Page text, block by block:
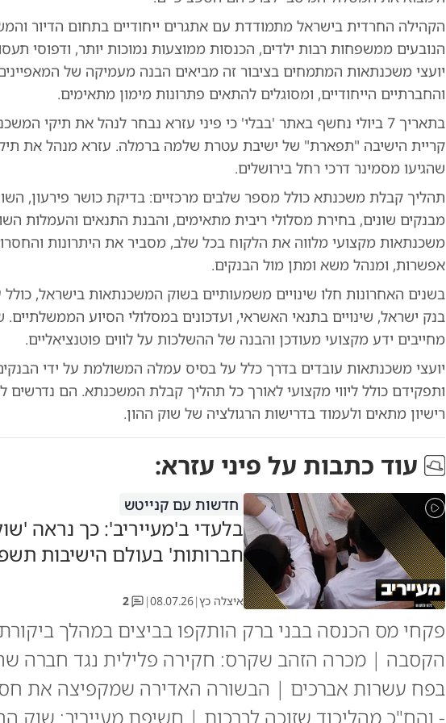
הקהילה החרדית בישראל מתמודדת עם אתגרים ייחודיים בתחום הדיור
הנובעים ממשפחות רבות ילדים, הכנסות ממוצעות נמוכות יותר, ודפוסי
יועצי משכנתאות המתמחים בציבור זה מביאים הבנה מעמיקה של
והחברתיים הייחודיים, ומסוגלים להתאים פתרונות מימון מתאימים.
בתאריך 7 ביולי נחשף באתר 'בבלי' כי פיני עזרא נבחר לנהל את תיקי
קריית הישיבה "תפארת" של ישיבת עטרת שלמה ברמלה. עזרא מנהל את
שהגיעו מסמינר דרכי רחל בירושלים.
תהליך קבלת משכנתא כולל מספר שלבים מרכזיים: בדיקת כושר פירעון,
מבנקים שונים, בחירת מסלולי ריבית מתאימים, והבנת התנאים והעמלות
משכנתאות מקצועי מלווה את הלקוח בכל שלב, מסביר את היתרונות
אפשרות, ומנהל משא ומתן מול הבנקים.
בשנים האחרונות חלו שינויים משמעותיים בשוק המשכנתאות בישראל, כולל
בנק ישראל, שינויים בתנאי האשראי, ועדכונים במסלולי הסיוע הממשלתיים.
מחייבים ידע מקצועי מעודכן והבנה של ההשלכות על לווים פוטנציאליים.
יועצי משכנתאות עובדים בדרך כלל על בסיס עמלה המשולמת על ידי
ותפקידם כולל ליווי מקצועי לאורך כל תהליך קבלת המשכנתא. הם נדרשים
רישיון מתאים ולעמוד בדרישות הרגולציה של שוק ההון.
עוד כתבות על פיני עזרא:
חדשות עם קנייטש
בלעדי ב'מעייריב': כך נראה
חברותות' בעולם הישיבות
איצלה כץ|
08.07.26
|
2
פקחי מס הכנסה בבני ברק הותקפו בביצים במהלך
הקסבה | מכרה הזהב שקרס: חקירה פלילית נגד חברה
בפח עשרות אברכים | הבשורה האדירה שמקפיצה את
- והח"כ מהליכוד שזוכה לברכות | חשיפת מעייריב: שוק